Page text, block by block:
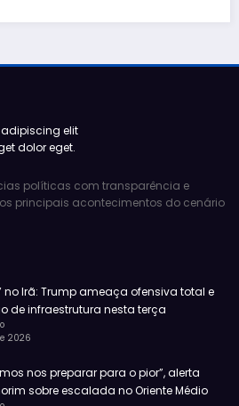
elit
dolor eget.
políticas com transparência e
principais acontecimentos do cenário
no Irã: Trump ameaça ofensiva total e
de infraestrutura nesta terça
2026
nos preparar para o pior”, alerta
sobre escalada no Oriente Médio